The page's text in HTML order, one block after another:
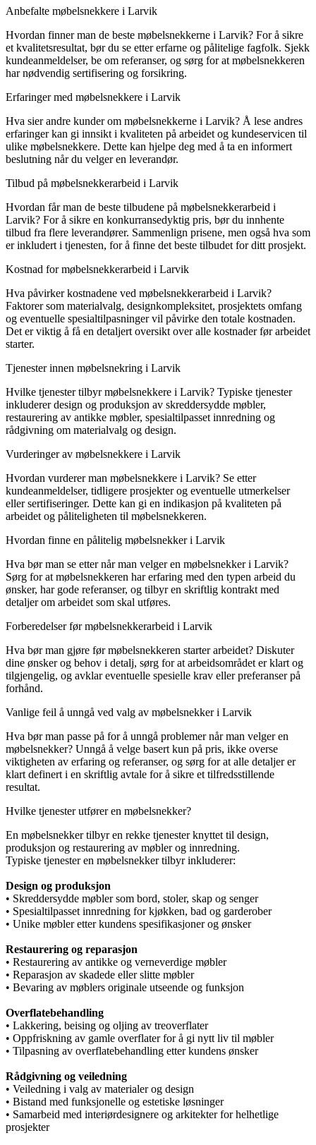
Anbefalte møbelsnekkere i Larvik
Hvordan finner man de beste møbelsnekkerne i Larvik? For å sikre
et kvalitetsresultat, bør du se etter erfarne og pålitelige fagfolk. Sjekk
kundeanmeldelser, be om referanser, og sørg for at møbelsnekkeren
har nødvendig sertifisering og forsikring.
Erfaringer med møbelsnekkere i Larvik
Hva sier andre kunder om møbelsnekkerne i Larvik? Å lese andres
erfaringer kan gi innsikt i kvaliteten på arbeidet og kundeservicen til
ulike møbelsnekkere. Dette kan hjelpe deg med å ta en informert
beslutning når du velger en leverandør.
Tilbud på møbelsnekkerarbeid i Larvik
Hvordan får man de beste tilbudene på møbelsnekkerarbeid i
Larvik? For å sikre en konkurransedyktig pris, bør du innhente
tilbud fra flere leverandører. Sammenlign prisene, men også hva som
er inkludert i tjenesten, for å finne det beste tilbudet for ditt prosjekt.
Kostnad for møbelsnekkerarbeid i Larvik
Hva påvirker kostnadene ved møbelsnekkerarbeid i Larvik?
Faktorer som materialvalg, designkompleksitet, prosjektets omfang
og eventuelle spesialtilpasninger vil påvirke den totale kostnaden.
Det er viktig å få en detaljert oversikt over alle kostnader før arbeidet
starter.
Tjenester innen møbelsnekring i Larvik
Hvilke tjenester tilbyr møbelsnekkere i Larvik? Typiske tjenester
inkluderer design og produksjon av skreddersydde møbler,
restaurering av antikke møbler, spesialtilpasset innredning og
rådgivning om materialvalg og design.
Vurderinger av møbelsnekkere i Larvik
Hvordan vurderer man møbelsnekkere i Larvik? Se etter
kundeanmeldelser, tidligere prosjekter og eventuelle utmerkelser
eller sertifiseringer. Dette kan gi en indikasjon på kvaliteten på
arbeidet og påliteligheten til møbelsnekkeren.
Hvordan finne en pålitelig møbelsnekker i Larvik
Hva bør man se etter når man velger en møbelsnekker i Larvik?
Sørg for at møbelsnekkeren har erfaring med den typen arbeid du
ønsker, har gode referanser, og tilbyr en skriftlig kontrakt med
detaljer om arbeidet som skal utføres.
Forberedelser før møbelsnekkerarbeid i Larvik
Hva bør man gjøre før møbelsnekkeren starter arbeidet? Diskuter
dine ønsker og behov i detalj, sørg for at arbeidsområdet er klart og
tilgjengelig, og avklar eventuelle spesielle krav eller preferanser på
forhånd.
Vanlige feil å unngå ved valg av møbelsnekker i Larvik
Hva bør man passe på for å unngå problemer når man velger en
møbelsnekker? Unngå å velge basert kun på pris, ikke overse
viktigheten av erfaring og referanser, og sørg for at alle detaljer er
klart definert i en skriftlig avtale for å sikre et tilfredsstillende
resultat.
Hvilke tjenester utfører en møbelsnekker?
En møbelsnekker tilbyr en rekke tjenester knyttet til design,
produksjon og restaurering av møbler og innredning.
Typiske tjenester en møbelsnekker tilbyr inkluderer:
Design og produksjon
• Skreddersydde møbler som bord, stoler, skap og senger
• Spesialtilpasset innredning for kjøkken, bad og garderober
• Unike møbler etter kundens spesifikasjoner og ønsker
Restaurering og reparasjon
• Restaurering av antikke og verneverdige møbler
• Reparasjon av skadede eller slitte møbler
• Bevaring av møblers originale utseende og funksjon
Overflatebehandling
• Lakkering, beising og oljing av treoverflater
• Oppfriskning av gamle overflater for å gi nytt liv til møbler
• Tilpasning av overflatebehandling etter kundens ønsker
Rådgivning og veiledning
• Veiledning i valg av materialer og design
• Bistand med funksjonelle og estetiske løsninger
• Samarbeid med interiørdesignere og arkitekter for helhetlige
prosjekter